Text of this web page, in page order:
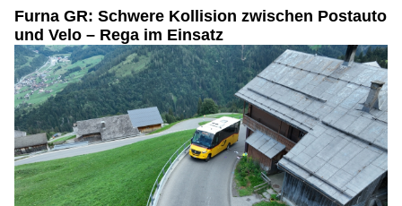
Furna GR: Schwere Kollision zwischen Postauto
und Velo – Rega im Einsatz